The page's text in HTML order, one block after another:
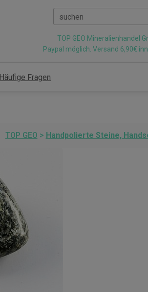
suchen
TOP GEO Mineralienhandel
Paypal möglich. Versand 6,90€
Häufige Fragen
TOP GEO > Handpolierte Steine,